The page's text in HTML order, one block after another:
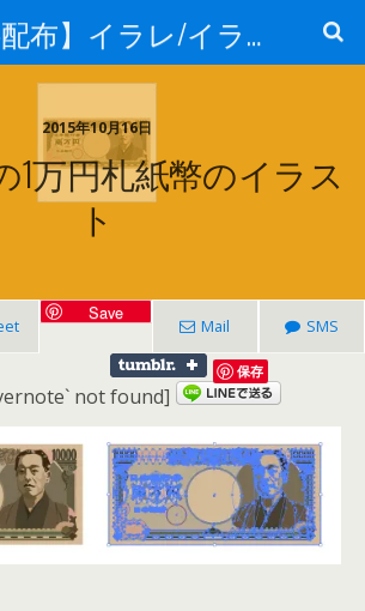
【無料配布】イラレ/イラストレーター/ベクトル パスデータ保管庫【ai・eps 商用可能ベクター素材】
2015年10月16日
1万円札紙幣のイラス
ト
Save
Mail SMS
保存
not found]